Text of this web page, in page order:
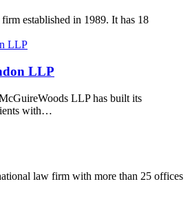
established in 1989. It has 18
LLP
LLP has built its
with…
law firm with more than 25 offices